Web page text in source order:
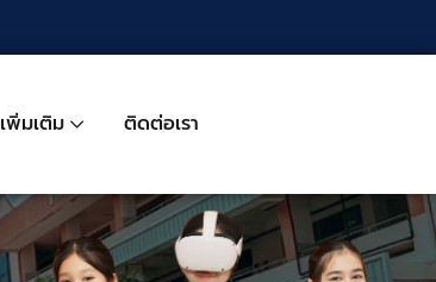
เพิ่มเติม ติดต่อเรา